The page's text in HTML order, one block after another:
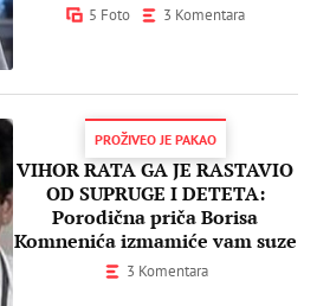
5 Foto 3 Komentara
PROŽIVEO JE PAKAO
VIHOR RATA GA JE RASTAVIO
OD SUPRUGE I DETETA:
Porodična priča Borisa
Komnenića izmamiće vam suze
3 Komentara